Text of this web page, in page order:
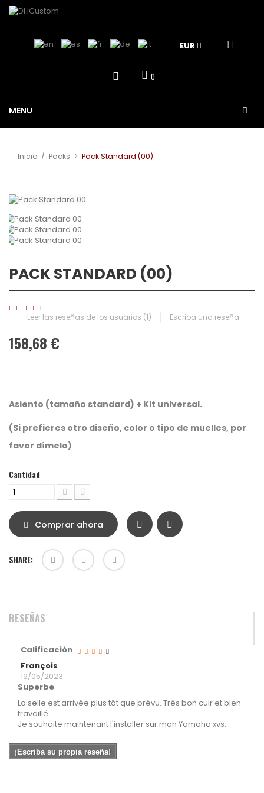
EUR
0
MENU
Inicio / Packs > Pack Standard (00)
PACK STANDARD (00)
Leer las reseñas de los usuarios (1) Escriba una reseña
158,68 €
Asiento (tamaño standard) + Kit universal.
(Si prefieres otro diseño, color o tipo de muelles, por
favor dímelo)
Cantidad
Comprar ahora
SHARE:
RESEÑAS
Calificación
François
19/05/2023
Superbe
La selle est arrivée plus tôt que prévu. Très bon cuir et bien
travaillé.
Je souhaite maintenant l'installer sur mon Yamaha xvs.
¡Escriba su propia reseña!